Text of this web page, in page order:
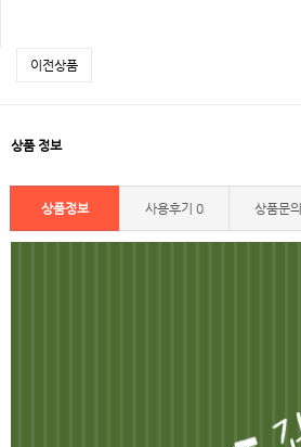
이전상품
상품 정보
상품정보 사용후기 0 상품문의